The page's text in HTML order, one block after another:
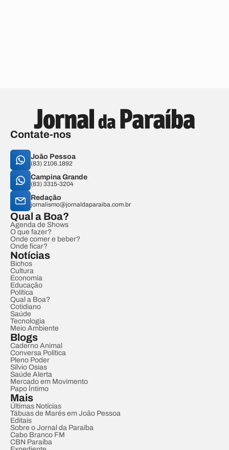
Contate-nos
João Pessoa
(83) 2106.1892
Campina Grande
(83) 3315-3204
Redação
jornalismo@jornaldaparaiba.com.br
Qual a Boa?
Agenda de Shows
O que fazer?
Onde comer e beber?
Onde ficar?
Notícias
Bichos
Cultura
Economia
Educação
Política
Qual a Boa?
Cotidiano
Saúde
Tecnologia
Meio Ambiente
Blogs
Caderno Animal
Conversa Política
Pleno Poder
Sílvio Osias
Saúde Alerta
Mercado em Movimento
Papo Íntimo
Mais
Últimas Notícias
Tábuas de Marés em João Pessoa
Editais
Sobre o Jornal da Paraíba
Cabo Branco FM
CBN Paraíba